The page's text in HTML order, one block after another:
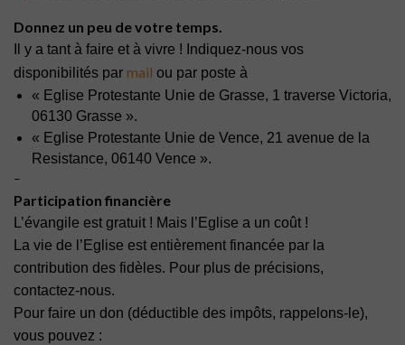
Donnez un peu de votre temps.
Il y a tant à faire et à vivre ! Indiquez-nous vos
disponibilités par mail ou par poste à
« Eglise Protestante Unie de Grasse, 1 traverse Victoria,
06130 Grasse ».
« Eglise Protestante Unie de Vence, 21 avenue de la
Resistance, 06140 Vence ».
–
Participation financière
L’évangile est gratuit ! Mais l’Eglise a un coût !
La vie de l’Eglise est entièrement financée par la
contribution des fidèles. Pour plus de précisions,
contactez-nous.
Pour faire un don (déductible des impôts, rappelons-le),
vous pouvez :